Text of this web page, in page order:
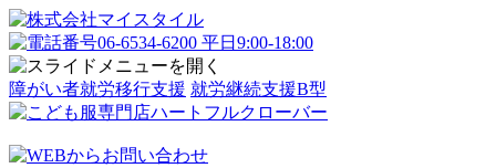
障がい者就労移行支援 就労継続支援B型